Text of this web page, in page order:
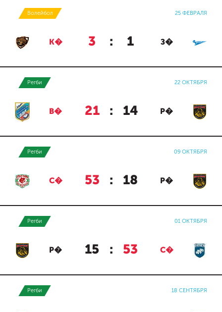
Волейбол 25 ФЕВРАЛЯ
К� 3 : 1 З�
Регби 22 ОКТЯБРЯ
В� 21 : 14 Р�
Регби 09 ОКТЯБРЯ
С� 53 : 18 Р�
Регби 01 ОКТЯБРЯ
Р� 15 : 53 С�
Регби 18 СЕНТЯБРЯ